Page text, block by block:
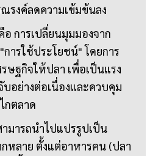
ณรงค์ลดความเข้มข้นลง
การเปลี่ยนมุมมองจาก
การใช้ประโยชน์" โดยการ
รษฐกิจให้ปลา เพื่อเป็นแรง
บอย่างต่อเนื่องและควบคุม
กตลาด
มารถนำไปแปรรูปเป็น
หลาย ตั้งแต่อาหารคน (ปลา